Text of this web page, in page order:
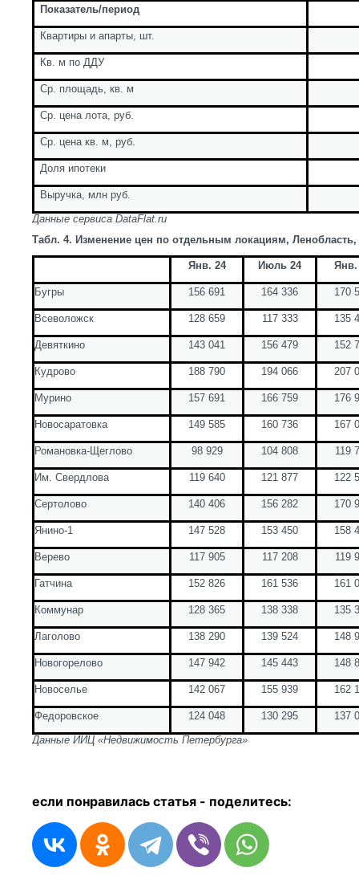
Показатель/период
Квартиры и апарты, шт.
Кв. м по ДДУ
Ср. площадь, кв. м
Ср. цена лота, руб.
Ср. цена кв. м, руб.
Доля ипотеки
Выручка, млн руб.
Данные сервиса DataFlat.ru
Табл. 4. Изменение цен по отдельным локациям, Ленобласть,
Янв. 24 Июль 24 Янв.
Бугры 156 691 164 336 170
Всеволожск 128 659 117 333 135
Девяткино 143 041 156 479 152
Кудрово 188 790 194 066 207
Мурино 157 691 166 759 176
Новосаратовка 149 585 160 736 167
Романовка-Щеглово 98 929 104 808 119
Им. Свердлова 119 640 121 877 122
Сертолово 140 406 156 282 170
Янино-1 147 528 153 450 158
Верево 117 905 117 208 119
Гатчина 152 826 161 536 161
Коммунар 128 365 138 338 135
Лаголово 138 290 139 524 148
Новогорелово 147 942 145 443 148
Новоселье 142 067 155 939 162
Федоровское 124 048 130 295
137
Данные ИИЦ «Недвижимость Петербурга»
если понравилась статья - поделитесь: